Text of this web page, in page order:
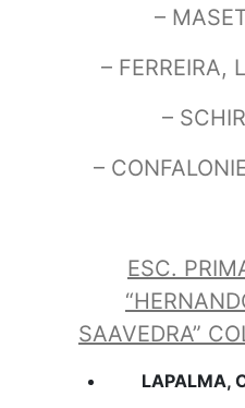
–
– FERREIRA,
–
–
ESC.
SAAVEDRA”
LAPALMA,